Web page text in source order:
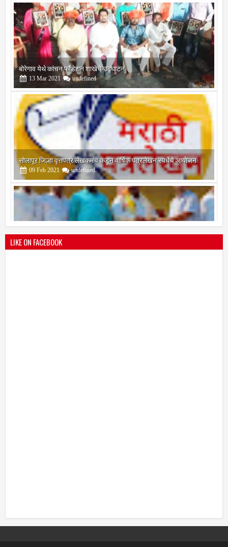
बोरेगाव येथे कांचन फौंडेशन शाखेचे उद्घाटन
13 Mar 2021 undefined
सोलापूर जिल्हा वृत्तपत्र लेखकमंच कडून वार्षिक पत्रलेखन स्पर्धेचे आयोजन
Feb 2021 undefined
श्री मल्लिकार्जुन प्रशालेकडून उमाकांत गाढवे यांचा सत्कार
25 undefined
LIKE ON FACEBOOK